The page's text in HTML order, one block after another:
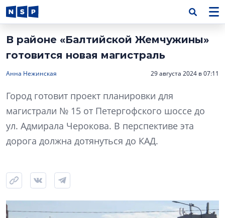
В районе «Балтийской Жемчужины»
готовится новая магистраль
Анна Нежинская 29 августа 2024 в 07:11
Город готовит проект планировки для
магистрали № 15 от Петергофского шоссе до
ул. Адмирала Черокова. В перспективе эта
дорога должна дотянуться до КАД.